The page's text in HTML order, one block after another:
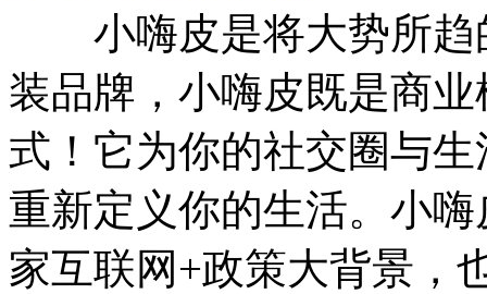
小嗨皮是将大势所趋
装品牌，小嗨皮既是商
式！它为你的社交圈与
重新定义你的生活。小
家互联网+政策大背景，